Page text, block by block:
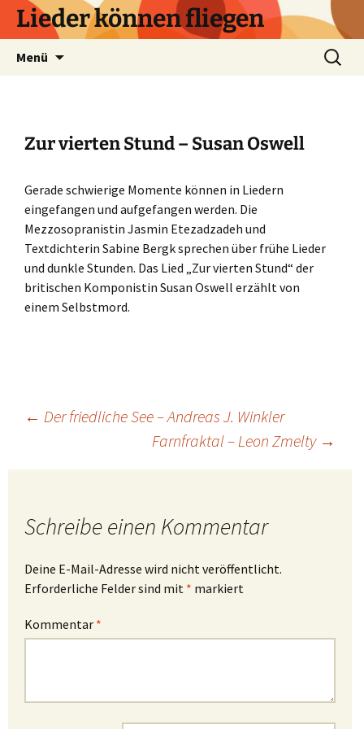
Zum
InhaltLieder können fliegen
Menü
Suchen
nach:
Zur vierten Stund – Susan Oswell
Gerade schwierige Momente können in Liedern
eingefangen und aufgefangen werden. Die
Mezzosopranistin Jasmin Etezadzadeh und
Textdichterin Sabine Bergk sprechen über frühe Lieder
und dunkle Stunden. Das Lied „Zur vierten Stund“ der
britischen Komponistin Susan Oswell erzählt von
einem Selbstmord.
Beitragsnavigation
← Der friedliche See – Andreas J. Winkler
Farnfraktal – Leon Zmelty →
Schreibe einen Kommentar
Deine E-Mail-Adresse wird nicht veröffentlicht.
Erforderliche Felder sind mit * markiert
Kommentar *